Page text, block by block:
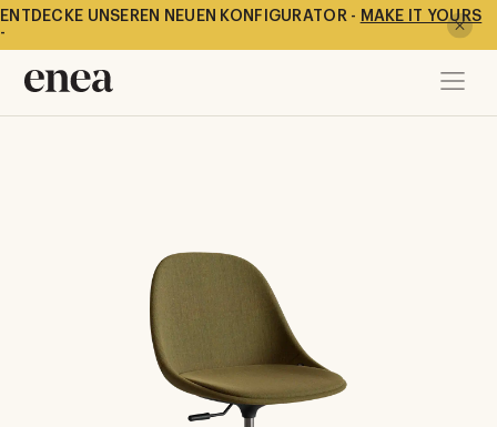
ENTDECKE UNSEREN NEUEN KONFIGURATOR - MAKE IT YOURS
-